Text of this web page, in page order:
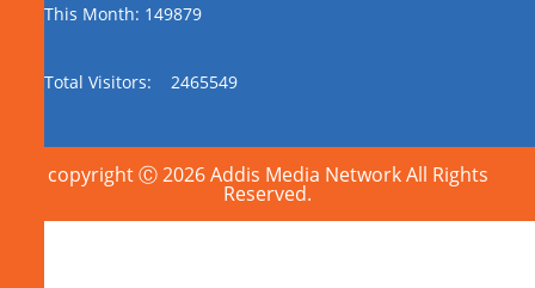
This Month: 149879
Total Visitors: 2465549
copyright Ⓒ 2026 Addis Media Network All Rights
Reserved.